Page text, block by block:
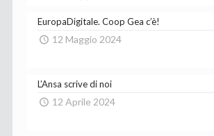
EuropaDigitale. Coop Gea c’è!
12 Maggio 2024
L’Ansa scrive di noi
12 Aprile 2024